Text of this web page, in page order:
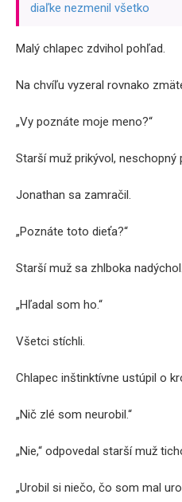
diaľke nezmenil všetko
Malý chlapec zdvihol pohľad.
Na chvíľu vyzeral rovnako
„Vy poznáte moje meno?“
Starší muž prikývol, neschopný
Jonathan sa zamračil.
„Poznáte toto dieťa?“
Starší muž sa zhlboka nadýchol.
„Hľadal som ho.“
Všetci stíchli.
Chlapec inštinktívne ustúpil o
„Nič zlé som neurobil.“
„Nie,“ odpovedal starší muž
„Urobil si niečo, čo som mal